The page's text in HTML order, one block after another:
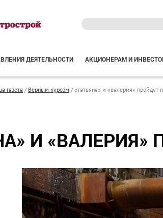
ДЕЯТЕЛЬНОСТИ АКЦИОНЕРАМ И
газета / Верным курсом /«татьяна» и «валерия» пройдут
И